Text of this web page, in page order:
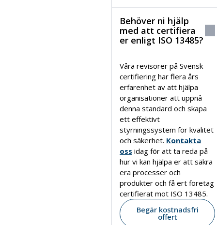
Behöver ni hjälp
med att certifiera
er enligt ISO 13485?
Våra revisorer på Svensk
certifiering har flera års
erfarenhet av att hjälpa
organisationer att uppnå
denna standard och skapa
ett effektivt
styrningssystem för kvalitet
och säkerhet. Kontakta
oss idag för att ta reda på
hur vi kan hjälpa er att säkra
era processer och
produkter och få ert företag
certifierat mot ISO 13485.
Begär kostnadsfri
offert